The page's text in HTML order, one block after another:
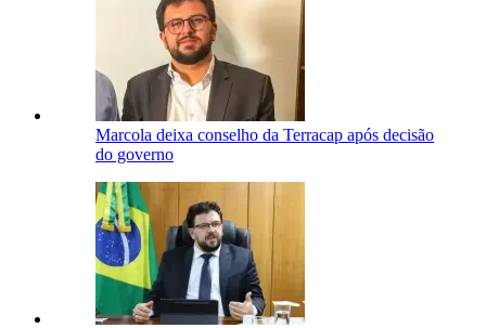
Marcola deixa conselho da Terracap após decisão
do governo